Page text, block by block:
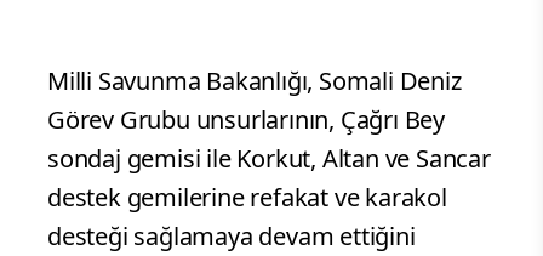
Milli Savunma Bakanlığı, Somali Deniz
Görev Grubu unsurlarının, Çağrı Bey
sondaj gemisi ile Korkut, Altan ve Sancar
destek gemilerine refakat ve karakol
desteği sağlamaya devam ettiğini